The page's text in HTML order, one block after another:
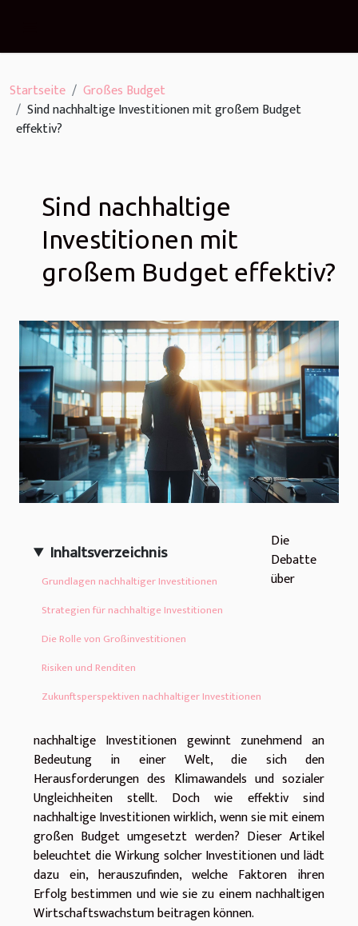
Startseite
Großes Budget
Sind nachhaltige Investitionen mit großem Budget
effektiv?
Sind nachhaltige
Investitionen mit
großem Budget effektiv?
Inhaltsverzeichnis
Grundlagen nachhaltiger Investitionen
Strategien für nachhaltige Investitionen
Die Rolle von Großinvestitionen
Risiken und Renditen
Zukunftsperspektiven nachhaltiger Investitionen
Die
Debatte
über
nachhaltige Investitionen gewinnt zunehmend an
Bedeutung in einer Welt, die sich den
Herausforderungen des Klimawandels und sozialer
Ungleichheiten stellt. Doch wie effektiv sind
nachhaltige Investitionen wirklich, wenn sie mit einem
großen Budget umgesetzt werden? Dieser Artikel
beleuchtet die Wirkung solcher Investitionen und lädt
dazu ein, herauszufinden, welche Faktoren ihren
Erfolg bestimmen und wie sie zu einem nachhaltigen
Wirtschaftswachstum beitragen können.